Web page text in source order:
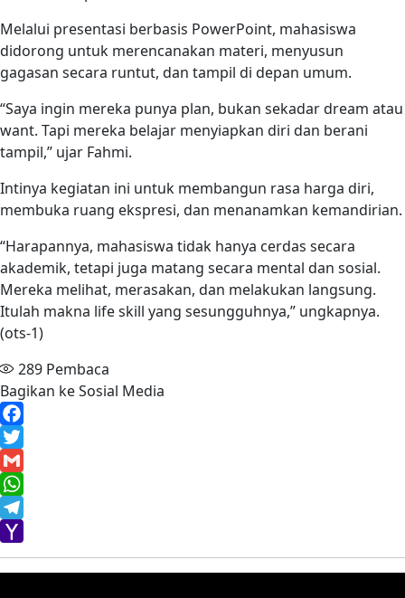
Melalui presentasi berbasis PowerPoint, mahasiswa
didorong untuk merencanakan materi, menyusun
gagasan secara runtut, dan tampil di depan umum.
“Saya ingin mereka punya plan, bukan sekadar dream atau
want. Tapi mereka belajar menyiapkan diri dan berani
tampil,” ujar Fahmi.
Intinya kegiatan ini untuk membangun rasa harga diri,
membuka ruang ekspresi, dan menanamkan kemandirian.
“Harapannya, mahasiswa tidak hanya cerdas secara
akademik, tetapi juga matang secara mental dan sosial.
Mereka melihat, merasakan, dan melakukan langsung.
Itulah makna life skill yang sesungguhnya,” ungkapnya.
(ots-1)
289 Pembaca
Bagikan ke Sosial Media
Facebook
Twitter
Gmail
WhatsApp
Telegram
Yahoo
Mail